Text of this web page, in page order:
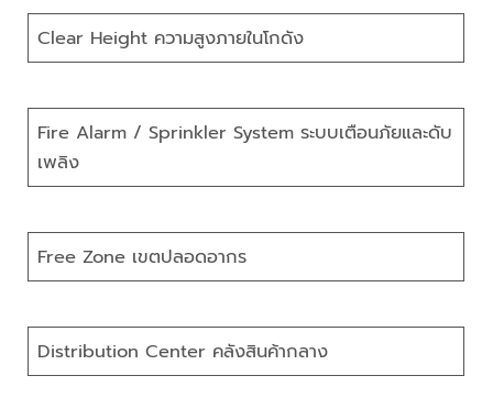
Clear Height ความสูงภายในโกดัง
Fire Alarm / Sprinkler System ระบบเตือนภัยและดับ
เพลิง
Free Zone เขตปลอดอากร
Distribution Center คลังสินค้ากลาง